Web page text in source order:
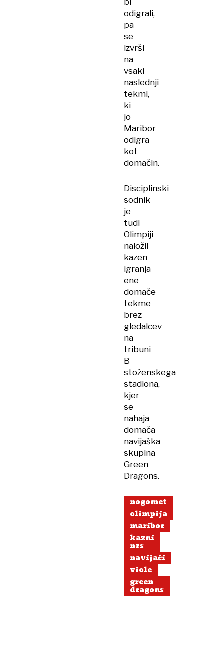
bi
odigrali,
pa
se
izvrši
na
vsaki
naslednji
tekmi,
ki
jo
Maribor
odigra
kot
domačin.
Disciplinski
sodnik
je
tudi
Olimpiji
naložil
kazen
igranja
ene
domače
tekme
brez
gledalcev
na
tribuni
B
stoženskega
stadiona,
kjer
se
nahaja
domača
navijaška
skupina
Green
Dragons.
nogomet
olimpija
maribor
kazni
nzs
navijači
viole
green
dragons